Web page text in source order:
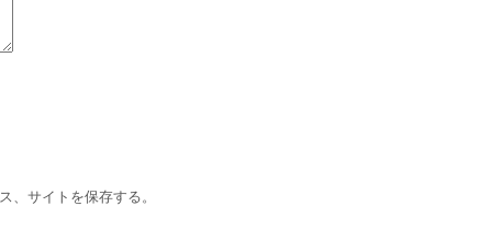
、サイトを保存する。